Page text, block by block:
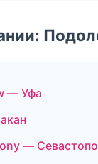
— Уфа
—